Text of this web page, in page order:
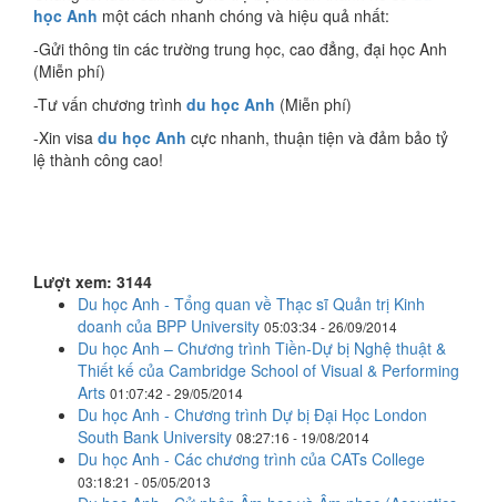
học Anh một cách nhanh chóng và hiệu quả nhất:
-Gửi thông tin các trường trung học, cao đẳng, đại học Anh
(Miễn phí)
-Tư vấn chương trình du học Anh (Miễn phí)
-Xin visa du học Anh cực nhanh, thuận tiện và đảm bảo tỷ
lệ thành công cao!
Lượt xem: 3144
Du học Anh - Tổng quan về Thạc sĩ Quản trị Kinh
doanh của BPP University 05:03:34 - 26/09/2014
Du học Anh – Chương trình Tiền-Dự bị Nghệ thuật &
Thiết kế của Cambridge School of Visual & Performing
Arts 01:07:42 - 29/05/2014
Du học Anh - Chương trình Dự bị Đại Học London
South Bank University 08:27:16 - 19/08/2014
Du học Anh - Các chương trình của CATs College
03:18:21 - 05/05/2013